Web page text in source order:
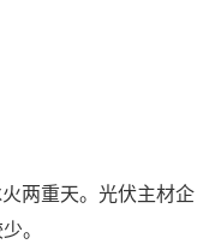
两重天。光伏主材企
。